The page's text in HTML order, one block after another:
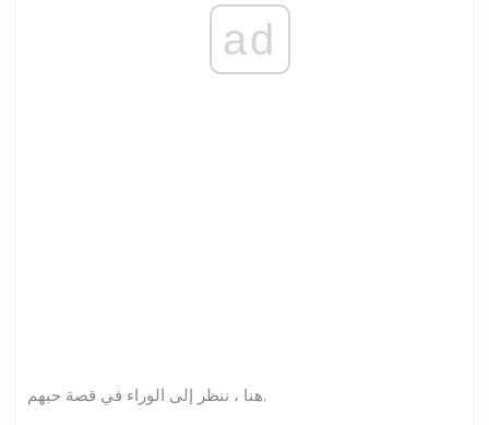
ad
هنا ، ننظر إلى الوراء في قصة حبهم.